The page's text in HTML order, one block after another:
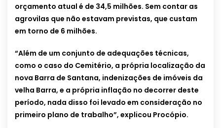
orçamento atual é de 34,5 milhões. Sem contar as
agrovilas que não estavam previstas, que custam
em torno de 6 milhões.
“Além de um conjunto de adequações técnicas,
como o caso do Cemitério, a própria localização da
nova Barra de Santana, indenizações de imóveis da
velha Barra, e a própria inflação no decorrer deste
período, nada disso foi levado em consideração no
primeiro plano de trabalho”, explicou Procópio.